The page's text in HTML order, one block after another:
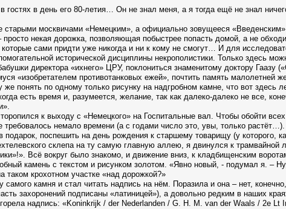
гостях в день его 80-летия… Он не знал меня, а я тогда ещё не знал
москвичами «Немецким», а официально зовущееся
просто некая дорожка, позволяющая побыстрее попасть домой, а не
сами придти уже никогда и ни к кому не смогут… И для
исторической дисциплины некрополистики. Только здесь
директора «ихнего» ЦРУ, поклониться знаменитому доктору Гаазу
«изобретателем противотанковых ежей», почтить память малолетней
же понять по одному только рисунку на надгробном камне, что вот здесь
есть время и, разумеется, желание, так как далеко-далеко не все,
к выходу с «Немецкого» на Госпитальные вал. Чтобы обойти
требовалось немало времени (а с годами число это, увы, только
подарок, поспешить на день рождения к старшему товарищу (у которого,
склепа на ту самую главную аллею, я двинулся к
Всё вокруг было знакомо, и движение вниз, к кладбищенским
камень с текстом и рисунком золотом. «Явно новый, - подумал я. –
таком крохотном участке «над дорожкой?»
самого камня и стал читать надпись на нём. Поразила и она – нет,
захоронений подписаны «латиницей»), а довольно редким в наших
надпись: «Koninkrijk / der Nederlanden / G. H. M. van der Waals / 2e